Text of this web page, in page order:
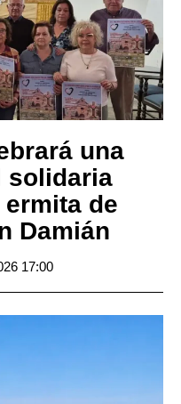
una
solidaria
de
Damián
17:00